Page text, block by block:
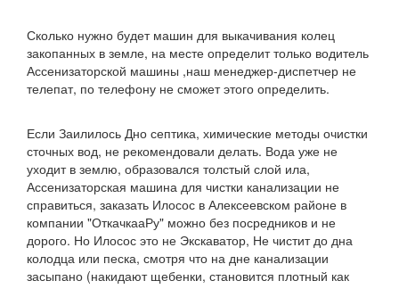
Сколько нужно будет машин для выкачивания колец
закопанных в земле, на месте определит только водитель
Ассенизаторской машины ,наш менеджер-диспетчер не
телепат, по телефону не сможет этого определить.
Если Заилилось Дно септика, химические методы очистки
сточных вод, не рекомендовали делать. Вода уже не
уходит в землю, образовался толстый слой ила,
Ассенизаторская машина для чистки канализации не
справиться, заказать Илосос в Алексеевском районе в
компании "ОткачкааРу" можно без посредников и не
дорого. Но Илосос это не Экскаватор, Не чистит до дна
колодца или песка, смотря что на дне канализации
засыпано (накидают щебенки, становится плотный как